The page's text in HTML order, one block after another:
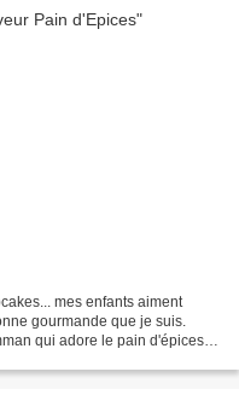
mes enfants aiment
gourmande que je suis.
qui adore le pain d'épices...